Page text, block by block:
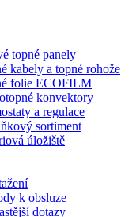
topné panely
kabely a topné rohože
folie ECOFILM
konvektory
a regulace
sortiment
úložiště
k obsluze
dotazy